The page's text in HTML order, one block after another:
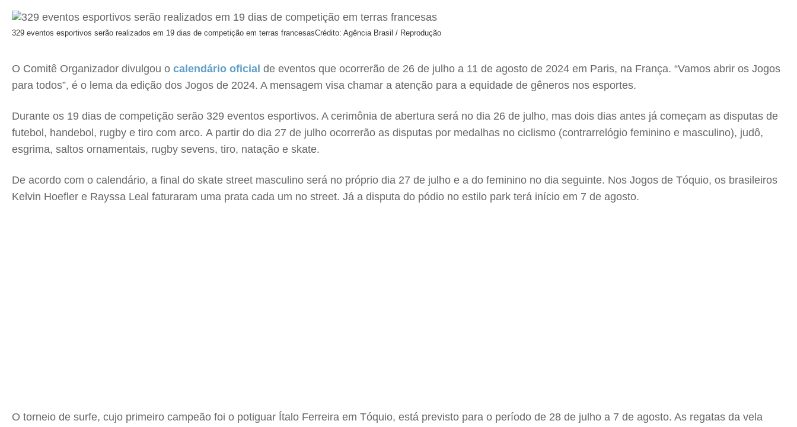
329 eventos esportivos serão realizados em 19 dias de competição em terras francesasCrédito: Agência Brasil / Reprodução
O Comitê Organizador divulgou o calendário oficial de eventos que ocorrerão de 26 de julho a 11 de agosto de 2024 em Paris, na França. “Vamos abrir os Jogos
para todos”, é o lema da edição dos Jogos de 2024. A mensagem visa chamar a atenção para a equidade de gêneros nos esportes.
Durante os 19 dias de competição serão 329 eventos esportivos. A cerimônia de abertura será no dia 26 de julho, mas dois dias antes já começam as disputas de
futebol, handebol, rugby e tiro com arco. A partir do dia 27 de julho ocorrerão as disputas por medalhas no ciclismo (contrarrelógio feminino e masculino), judô,
esgrima, saltos ornamentais, rugby sevens, tiro, natação e skate.
De acordo com o calendário, a final do skate street masculino será no próprio dia 27 de julho e a do feminino no dia seguinte. Nos Jogos de Tóquio, os brasileiros
Kelvin Hoefler e Rayssa Leal faturaram uma prata cada um no street. Já a disputa do pódio no estilo park terá início em 7 de agosto.
O torneio de surfe, cujo primeiro campeão foi o potiguar Ítalo Ferreira em Tóquio, está previsto para o período de 28 de julho a 7 de agosto. As regatas da vela